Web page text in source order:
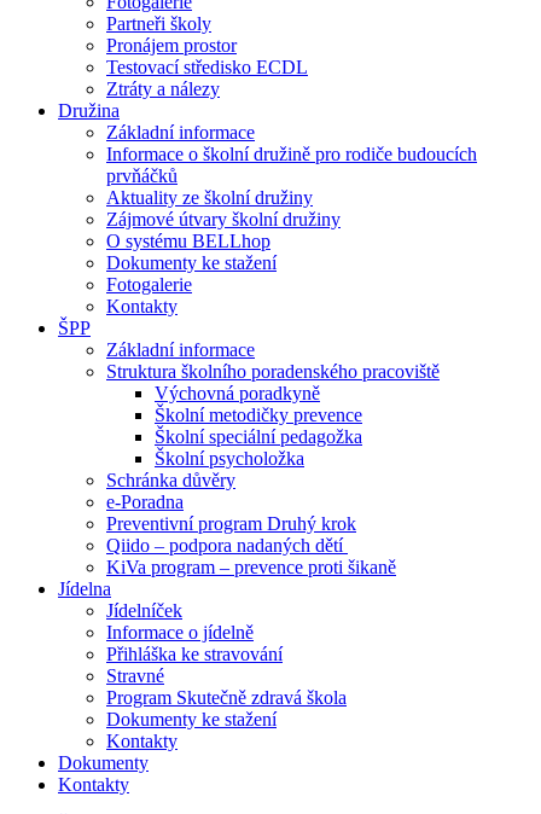
Partneři školy
Pronájem prostor
Testovací středisko ECDL
Ztráty a nálezy
Družina
Základní informace
Informace o školní družině pro rodiče budoucích
prvňáčků
Aktuality ze školní družiny
Zájmové útvary školní družiny
O systému BELLhop
Dokumenty ke stažení
Fotogalerie
Kontakty
ŠPP
Základní informace
Struktura školního poradenského pracoviště
Výchovná poradkyně
Školní metodičky prevence
Školní speciální pedagožka
Školní psycholožka
Schránka důvěry
e-Poradna
Preventivní program Druhý krok
Qiido – podpora nadaných dětí
KiVa program – prevence proti šikaně
Jídelna
Jídelníček
Informace o jídelně
Přihláška ke stravování
Stravné
Program Skutečně zdravá škola
Dokumenty ke stažení
Kontakty
Dokumenty
Kontakty